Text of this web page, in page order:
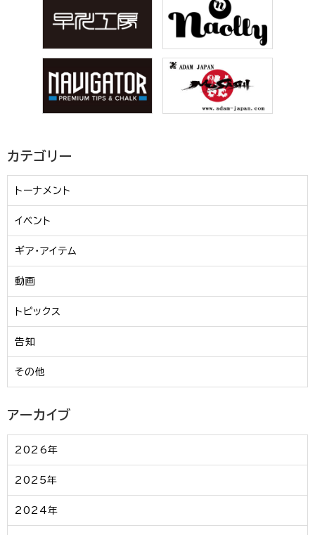
カテゴリー
トーナメント
イベント
ギア・アイテム
動画
トピックス
告知
その他
アーカイブ
2026年
2025年
2024年